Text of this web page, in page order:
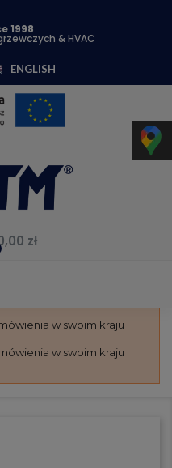
1998
& HVAC
ENGLISH
zł
w swoim kraju
w swoim kraju